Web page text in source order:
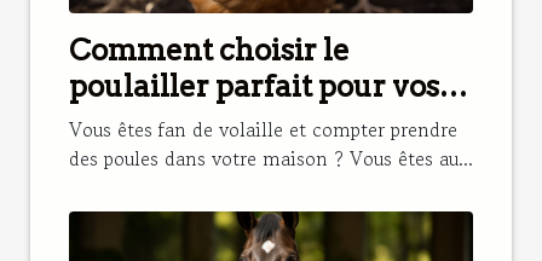
Comment choisir le
poulailler parfait pour vos
poules ?
Vous êtes fan de volaille et compter prendre
des poules dans votre maison ? Vous êtes au...